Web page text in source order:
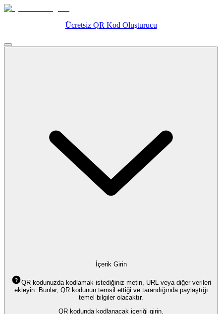
Ücretsiz QR Kod Oluşturucu
İçerik Girin
QR kodunuzda kodlamak istediğiniz metin, URL veya diğer verileri
ekleyin. Bunlar, QR kodunun temsil ettiği ve tarandığında paylaştığı
temel bilgiler olacaktır.
QR kodunda kodlanacak içeriği girin.